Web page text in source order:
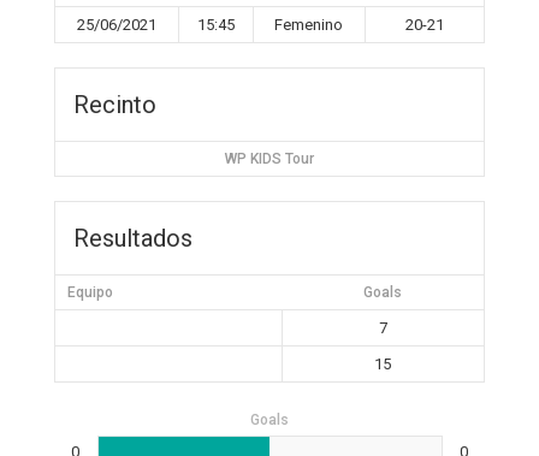
25/06/2021 15:45 Femenino 20-21
Recinto
WP KIDS Tour
Resultados
Equipo Goals
7
15
Goals
0 0